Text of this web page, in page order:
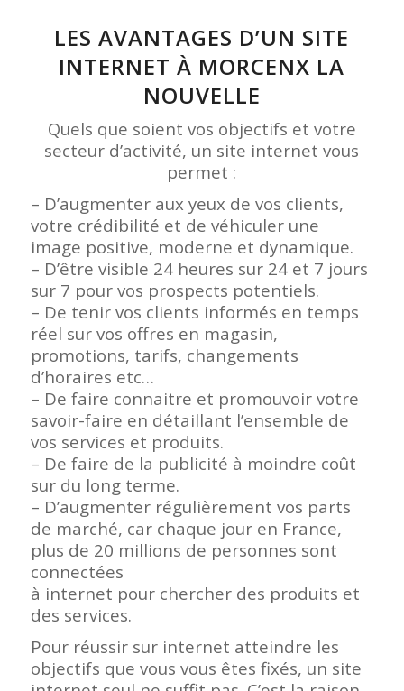
LES AVANTAGES D’UN SITE
INTERNET À MORCENX LA
NOUVELLE
Quels que soient vos objectifs et votre
secteur d’activité, un site internet vous
permet :
– D’augmenter aux yeux de vos clients,
votre crédibilité et de véhiculer une
image positive, moderne et dynamique.
– D’être visible 24 heures sur 24 et 7 jours
sur 7 pour vos prospects potentiels.
– De tenir vos clients informés en temps
réel sur vos offres en magasin,
promotions, tarifs, changements
d’horaires etc…
– De faire connaitre et promouvoir votre
savoir-faire en détaillant l’ensemble de
vos services et produits.
– De faire de la publicité à moindre coût
sur du long terme.
– D’augmenter régulièrement vos parts
de marché, car chaque jour en France,
plus de 20 millions de personnes sont
connectées
à internet pour chercher des produits et
des services.
Pour réussir sur internet atteindre les
objectifs que vous vous êtes fixés, un site